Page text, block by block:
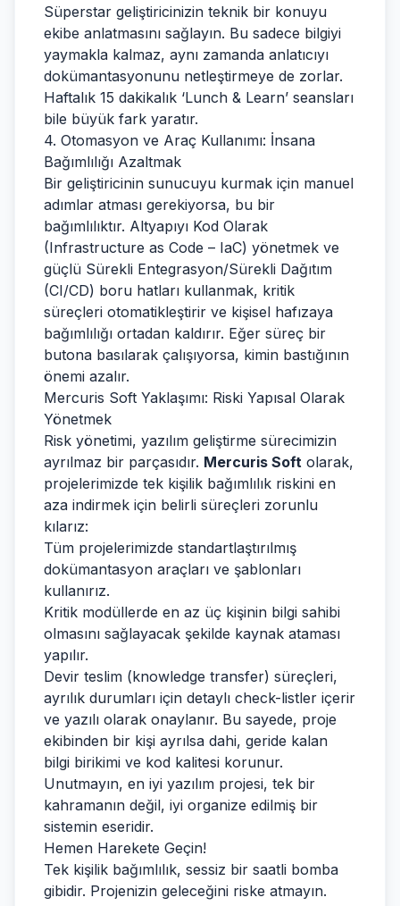
Süperstar geliştiricinizin teknik bir konuyu
ekibe anlatmasını sağlayın. Bu sadece bilgiyi
yaymakla kalmaz, aynı zamanda anlatıcıyı
dokümantasyonunu netleştirmeye de zorlar.
Haftalık 15 dakikalık ‘Lunch & Learn’ seansları
bile büyük fark yaratır.
4. Otomasyon ve Araç Kullanımı: İnsana
Bağımlılığı Azaltmak
Bir geliştiricinin sunucuyu kurmak için manuel
adımlar atması gerekiyorsa, bu bir
bağımlılıktır. Altyapıyı Kod Olarak
(Infrastructure as Code – IaC) yönetmek ve
güçlü Sürekli Entegrasyon/Sürekli Dağıtım
(CI/CD) boru hatları kullanmak, kritik
süreçleri otomatikleştirir ve kişisel hafızaya
bağımlılığı ortadan kaldırır. Eğer süreç bir
butona basılarak çalışıyorsa, kimin bastığının
önemi azalır.
Mercuris Soft Yaklaşımı: Riski Yapısal Olarak
Yönetmek
Risk yönetimi, yazılım geliştirme sürecimizin
ayrılmaz bir parçasıdır. Mercuris Soft olarak,
projelerimizde tek kişilik bağımlılık riskini en
aza indirmek için belirli süreçleri zorunlu
kılarız:
Tüm projelerimizde standartlaştırılmış
dokümantasyon araçları ve şablonları
kullanırız.
Kritik modüllerde en az üç kişinin bilgi sahibi
olmasını sağlayacak şekilde kaynak ataması
yapılır.
Devir teslim (knowledge transfer) süreçleri,
ayrılık durumları için detaylı check-listler içerir
ve yazılı olarak onaylanır. Bu sayede, proje
ekibinden bir kişi ayrılsa dahi, geride kalan
bilgi birikimi ve kod kalitesi korunur.
Unutmayın, en iyi yazılım projesi, tek bir
kahramanın değil, iyi organize edilmiş bir
sistemin eseridir.
Hemen Harekete Geçin!
Tek kişilik bağımlılık, sessiz bir saatli bomba
gibidir. Projenizin geleceğini riske atmayın.